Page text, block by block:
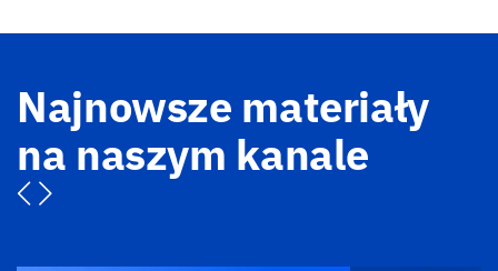
Najnowsze materiały
na naszym kanale